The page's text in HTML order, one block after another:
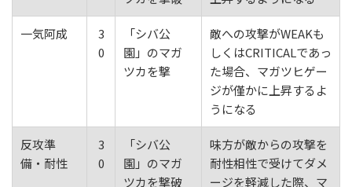
一気阿成
3
0
「シバ公
園」のマガ
ツカを撃
敵への攻撃がWEAKも
しくはCRITICALであっ
た場合、マガツヒゲー
ジが僅かに上昇するよ
うになる
反攻準
備・耐性
3
0
「シバ公
園」のマガ
ツカを撃破
味方が敵からの攻撃を
耐性相性で受けてダメ
ージを軽減した際、マ